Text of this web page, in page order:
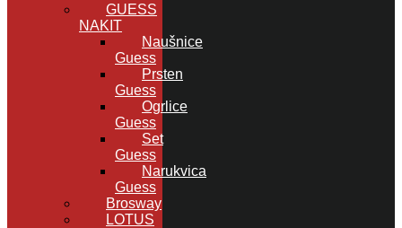
GUESS
NAKIT
Naušnice
Guess
Prsten
Guess
Ogrlice
Guess
Set
Guess
Narukvica
Guess
Brosway
LOTUS